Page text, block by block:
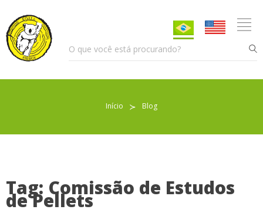
Início ≻ Blog
Tag: Comissão de Estudos
de Pellets